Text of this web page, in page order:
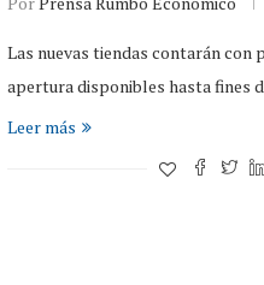
Las nuevas tiendas contarán con
apertura disponibles hasta fines
Leer más